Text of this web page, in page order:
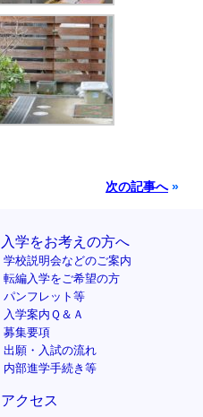
次の記事へ»
入学をお考えの方へ
学校説明会などのご案内
転編入学をご希望の方
パンフレット等
入学案内Ｑ＆Ａ
募集要項
出願・入試の流れ
内部進学手続き等
アクセス